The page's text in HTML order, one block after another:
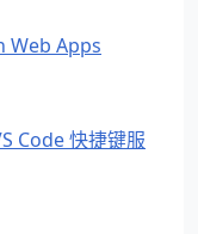
Web Apps
Code 快捷键服